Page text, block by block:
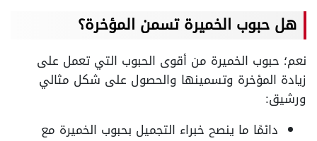
هل حبوب الخميرة تسمن المؤخرة؟
نعم؛ حبوب الخميرة من أقوى الحبوب التي تعمل على
زيادة المؤخرة وتسمينها والحصول على شكل مثالي
ورشيق:
دائمًا ما ينصح خبراء التجميل بحبوب الخميرة مع